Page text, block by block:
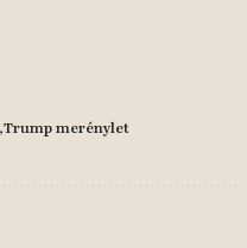
Trump merénylet